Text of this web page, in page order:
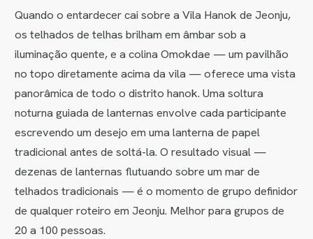
Quando o entardecer cai sobre a Vila Hanok de Jeonju,
os telhados de telhas brilham em âmbar sob a
iluminação quente, e a colina Omokdae — um pavilhão
no topo diretamente acima da vila — oferece uma vista
panorâmica de todo o distrito hanok. Uma soltura
noturna guiada de lanternas envolve cada participante
escrevendo um desejo em uma lanterna de papel
tradicional antes de soltá-la. O resultado visual —
dezenas de lanternas flutuando sobre um mar de
telhados tradicionais — é o momento de grupo definidor
de qualquer roteiro em Jeonju. Melhor para grupos de
20 a 100 pessoas.